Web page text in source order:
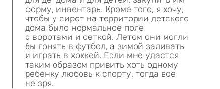
форму, инвентарь. Кроме того, я хочу,
чтобы у сирот на территории детского
дома было нормальное поле
с воротами и сеткой. Летом они могли
бы гонять в футбол, а зимой заливать
и играть в хоккей. Если мне удастся
таким образом привить хоть одному
ребенку любовь к спорту, тогда все
не зря.